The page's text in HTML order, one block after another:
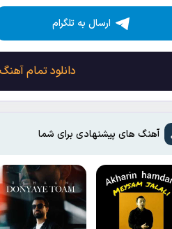
ارسال به تلگرام
دانلود تمام
آهنگ های پیشنهادی برای شما